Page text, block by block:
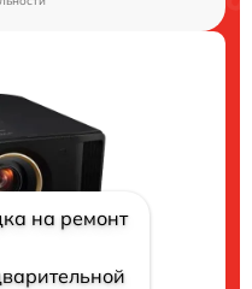
на ремонт